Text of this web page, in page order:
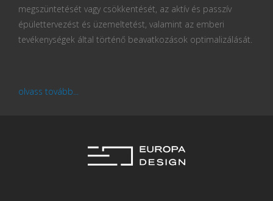
megszüntetését vagy csökkentését, az aktív és passzív
épülettervezést és üzemeltetést, valamint az emberi
tevékenységek által történő beavatkozások optimalizálását.
olvass tovább...